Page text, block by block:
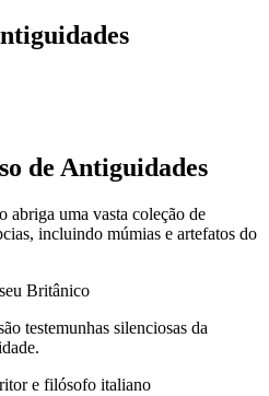
de Antiguidades
abriga uma vasta coleção de
incluindo múmias e artefatos do
Britânico
testemunhas silenciosas da
e filósofo italiano